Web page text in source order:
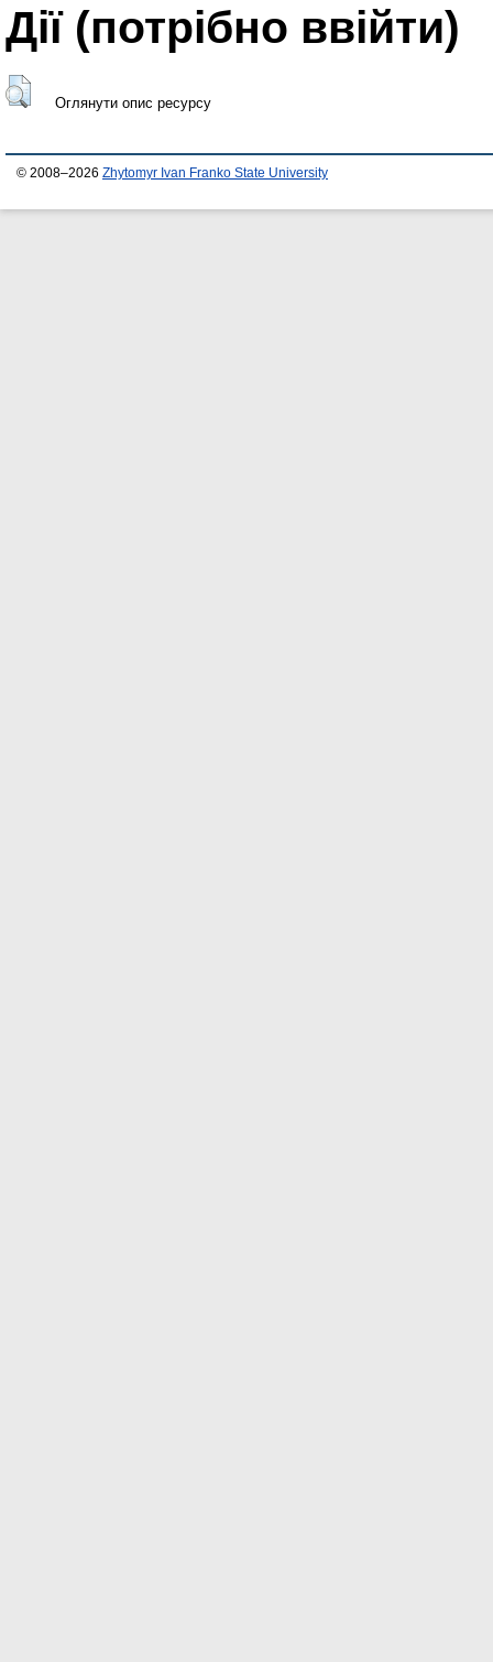
Дії ​​(потрібно ввійти)
Оглянути опис ресурсу
© 2008–2026 Zhytomyr Ivan Franko State University